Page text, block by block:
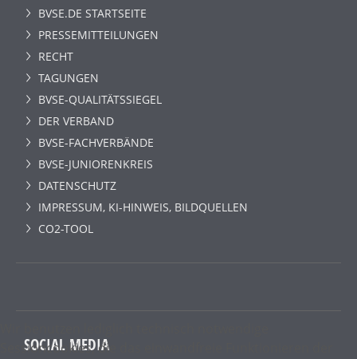
BVSE.DE STARTSEITE
PRESSEMITTEILUNGEN
RECHT
TAGUNGEN
BVSE-QUALITÄTSSIEGEL
DER VERBAND
BVSE-FACHVERBÄNDE
BVSE-JUNIORENKREIS
DATENSCHUTZ
IMPRESSUM, KI-HINWEIS, BILDQUELLEN
CO2-TOOL
SOCIAL MEDIA
Sessioncookies, die das einwandfreie Funktionieren der